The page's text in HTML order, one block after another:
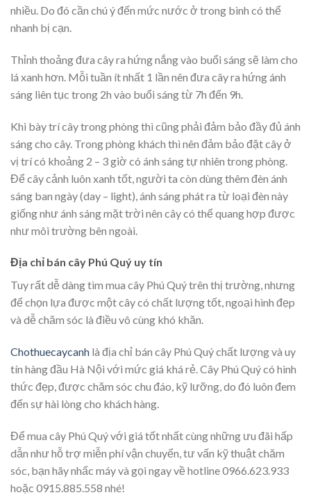
nhiều. Do đó cần chú ý đến mức nước ở trong bình có thể
nhanh bị cạn.
Thỉnh thoảng đưa cây ra hứng nắng vào buổi sáng sẽ làm cho
lá xanh hơn. Mỗi tuần ít nhất 1 lần nên đưa cây ra hứng ánh
sáng liên tục trong 2h vào buổi sáng từ 7h đến 9h.
Khi bày trí cây trong phòng thì cũng phải đảm bảo đầy đủ ánh
sáng cho cây. Trong phòng khách thì nên đảm bảo đặt cây ở
vị trí có khoảng 2 – 3 giờ có ánh sáng tự nhiên trong phòng.
Để cây cảnh luôn xanh tốt, người ta còn dùng thêm đèn ánh
sáng ban ngày (day – light), ánh sáng phát ra từ loại đèn này
giống như ánh sáng mặt trời nên cây có thể quang hợp được
như môi trường bên ngoài.
Địa chỉ bán cây Phú Quý uy tín
Tuy rất dễ dàng tìm mua cây Phú Quý trên thị trường, nhưng
để chọn lựa được một cây có chất lượng tốt, ngoại hình đẹp
và dễ chăm sóc là điều vô cùng khó khăn.
Chothuecaycanh là địa chỉ bán cây Phú Quý chất lượng và uy
tín hàng đầu Hà Nội với mức giá khá rẻ. Cây Phú Quý có hình
thức đẹp, được chăm sóc chu đáo, kỹ lưỡng, do đó luôn đem
đến sự hài lòng cho khách hàng.
Để mua cây Phú Quý với giá tốt nhất cùng những ưu đãi hấp
dẫn như hỗ trợ miễn phí vận chuyển, tư vấn kỹ thuật chăm
sóc, bạn hãy nhấc máy và gọi ngay về hotline 0966.623.933
hoặc 0915.885.558 nhé!